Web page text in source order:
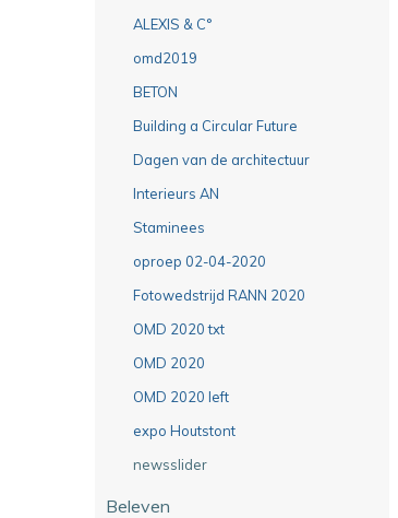
ALEXIS & C°
omd2019
BETON
Building a Circular Future
Dagen van de architectuur
Interieurs AN
Staminees
oproep 02-04-2020
Fotowedstrijd RANN 2020
OMD 2020 txt
OMD 2020
OMD 2020 left
expo Houtstont
newsslider
Beleven